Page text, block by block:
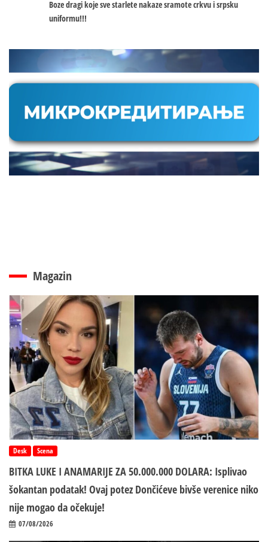
Boze dragi koje sve starlete nakaze sramote crkvu i srpsku
uniformu!!!
Magazin
Desk Scena
BITKA LUKE I ANAMARIJE ZA 50.000.000 DOLARA: Isplivao
šokantan podatak! Ovaj potez Dončićeve bivše verenice niko
nije mogao da očekuje!
07/08/2026